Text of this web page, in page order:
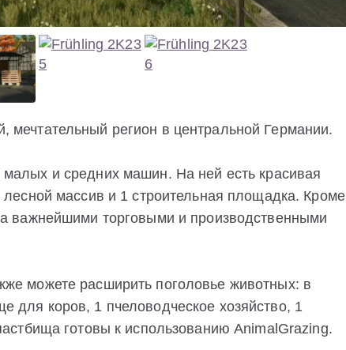
регион в центральной Германии.
и средних машин. На ней есть красивая
массив и 1 строительная площадка. Кроме
важнейшими торговыми и производственными
можете расширить поголовье животных: в
для коров, 1 пчеловодческое хозяйство, 1
готовы к использованию AnimalGrazing.